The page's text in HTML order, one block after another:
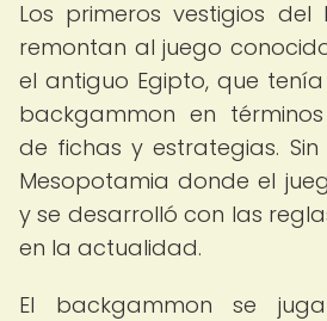
Los primeros vestigios
remontan al juego
el antiguo Egipto, que
backgammon en
de fichas y estrategias.
Mesopotamia donde el
y se desarrolló con las
en la actualidad.
El backgammon se